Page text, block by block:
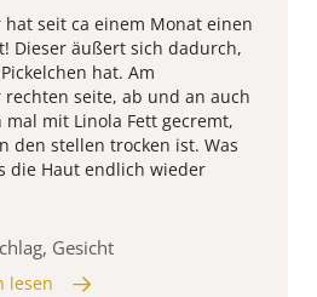
hat seit ca einem Monat einen
Dieser äußert sich dadurch,
hat. Am
seite, ab und an auch
mal mit Linola Fett gecremt,
den stellen trocken ist. Was
die Haut endlich wieder
Gesicht
lesen